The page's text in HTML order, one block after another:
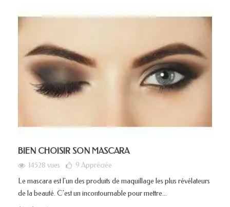
BIEN CHOISIR SON MASCARA
14528 vues 9 Appréciée
Le mascara est l'un des produits de maquillage les plus révélateurs
de la beauté. C'est un incontournable pour mettre...